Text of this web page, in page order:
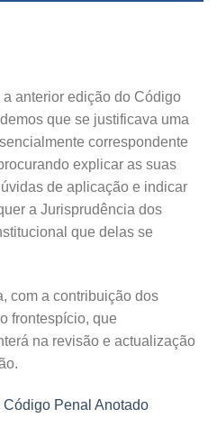
anterior edição do Código
que se justificava uma
correspondente
explicar as suas
de aplicação e indicar
a Jurisprudência dos
que delas se
com a contribuição dos
frontespício, que
na revisão e actualização
Penal Anotado